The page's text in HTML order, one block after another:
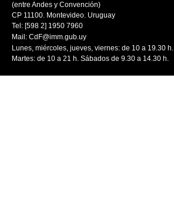
(entre Andes y Convención)
CP 11100. Montevideo. Uruguay
Tel: [598 2] 1950 7960
Mail: CdF@imm.gub.uy
Lunes, miércoles, jueves, viernes: de 10 a 19.30 h.
Martes: de 10 a 21 h. Sábados de 9.30 a 14.30 h.